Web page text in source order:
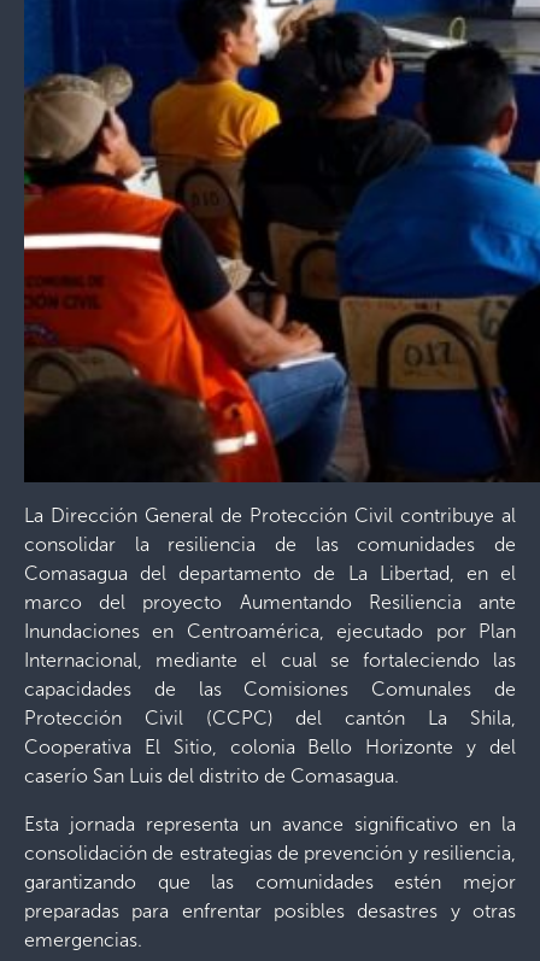
La Dirección General de Protección Civil contribuye al
consolidar la resiliencia de las comunidades de
Comasagua del departamento de La Libertad, en el
marco del proyecto Aumentando Resiliencia ante
Inundaciones en Centroamérica, ejecutado por Plan
Internacional, mediante el cual se fortaleciendo las
capacidades de las Comisiones Comunales de
Protección Civil (CCPC) del cantón La Shila,
Cooperativa El Sitio, colonia Bello Horizonte y del
caserío San Luis del distrito de Comasagua.
Esta jornada representa un avance significativo en la
consolidación de estrategias de prevención y resiliencia,
garantizando que las comunidades estén mejor
preparadas para enfrentar posibles desastres y otras
emergencias.